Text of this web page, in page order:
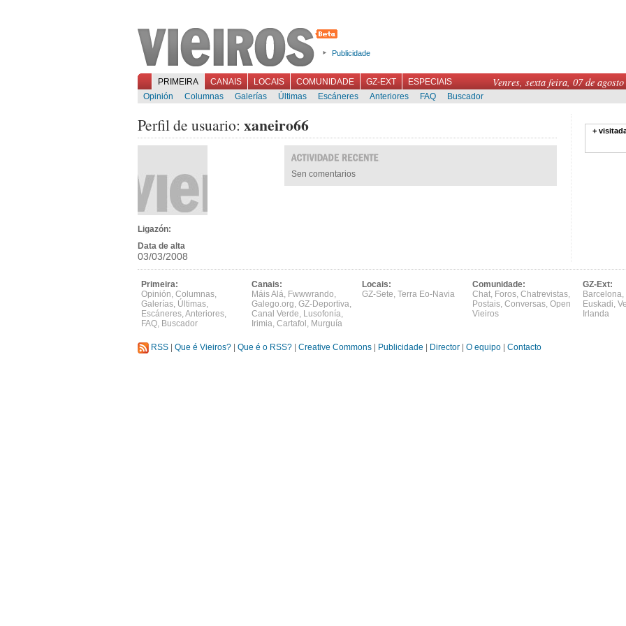
Publicidade
Venres, sexta feira, 07 de
PRIMEIRA CANAIS LOCAIS COMUNIDADE GZ-EXT
ESPECIAIS
Opinión
Columnas Galerías Últimas Escáneres Anteriores FAQ Buscador
Perfil de usuario: xaneiro66
Ligazón:
Data de alta
03/03/2008
Sen comentarios
+
Primeira:
Opinión, Columnas,
Galerías, Últimas,
Escáneres,Anteriores,
FAQ, Buscador
Canais:
Máis Alá, Fwwwrando,
Galego.org, GZ-Deportiva,
Canal Verde, Lusofonía,
Irimia, Cartafol , Murguía
Locais:
GZ-Sete, Terra Eo-Navia
Comunidade:
Chat, Foros, Chatrevistas,
Postais, Conversas, Open
Vieiros
GZ-Ext:
Barcelona,
Euskadi,
Irlanda
RSS Que é Vieiros? Que é o RSS? Creative Commons Publicidade Director O equipo Contacto